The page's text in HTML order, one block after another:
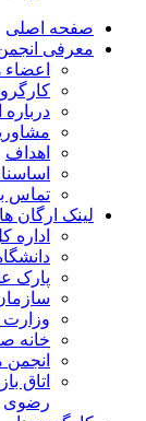
صفحه اصلی
معرفی
اهداف
تماس
لینک ارگان
پارک
خانه
اتاق
رضوی